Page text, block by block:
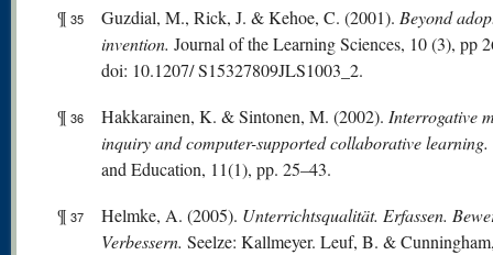
¶ 35 Guzdial, M., Rick, J. & Kehoe, C. (2001). Beyond
invention. Journal of the Learning Sciences, 10 (3), pp
doi: 10.1207/ S15327809JLS1003_2.
¶ 36 Hakkarainen, K. & Sintonen, M. (2002). Interrogative
inquiry and computer-supported collaborative learning.
and Education, 11(1), pp. 25–43.
¶ 37 Helmke, A. (2005). Unterrichtsqualität. Erfassen.
Verbessern. Seelze: Kallmeyer. Leuf, B. &